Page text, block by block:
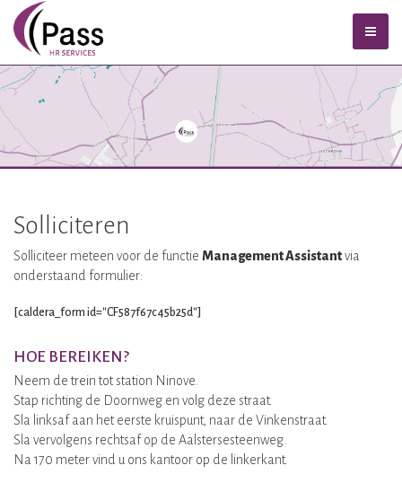
Solliciteren
Solliciteer meteen voor de functie Management Assistantvia
onderstaand formulier:
[caldera_form id="CF587f67c45b25d"]
HOE BEREIKEN?
Neem de trein tot station Ninove.
Stap richting de Doornweg en volg deze straat.
Sla linksaf aan het eerste kruispunt, naar de Vinkenstraat.
Sla vervolgens rechtsaf op de Aalstersesteenweg.
Na 170 meter vind u ons kantoor op de linkerkant.